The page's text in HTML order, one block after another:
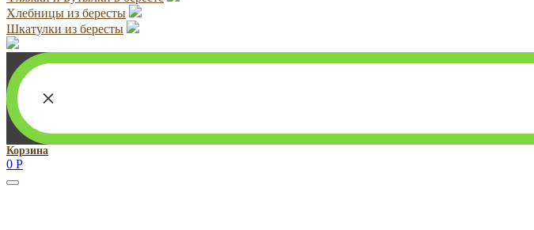
Хлебницы из бересты
Шкатулки из бересты
×
Корзина
0 Р